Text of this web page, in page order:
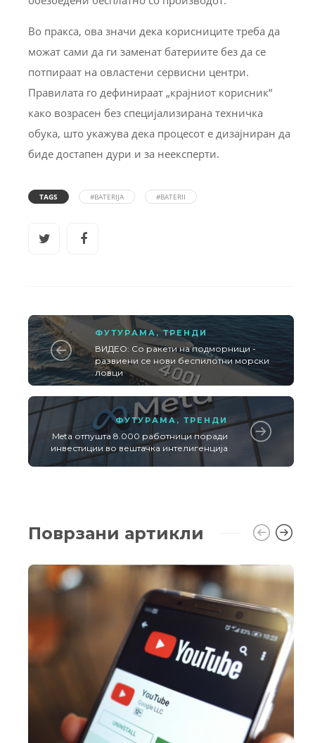
Во пракса, ова значи дека корисниците треба да
можат сами да ги заменат батериите без да се
потпираат на овластени сервисни центри.
Правилата го дефинираат „крајниот корисник“
како возрасен без специјализирана техничка
обука, што укажува дека процесот е дизајниран да
биде достапен дури и за неексперти.
TAGS #BATERIJA #BATERII
ФУТУРАМА,ТРЕНДИ
ВИДЕО: Со ракети на подморници -
развиени се нови беспилотни морски
ловци
ФУТУРАМА, ТРЕНДИ
Meta отпушта 8.000 работници поради
инвестиции во вештачка интелигенција
Поврзани артикли